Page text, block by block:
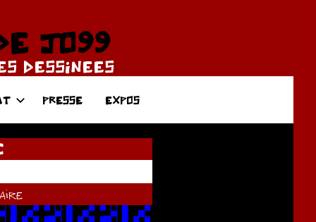
JO99
DESSINEES
PRESSE EXPOS